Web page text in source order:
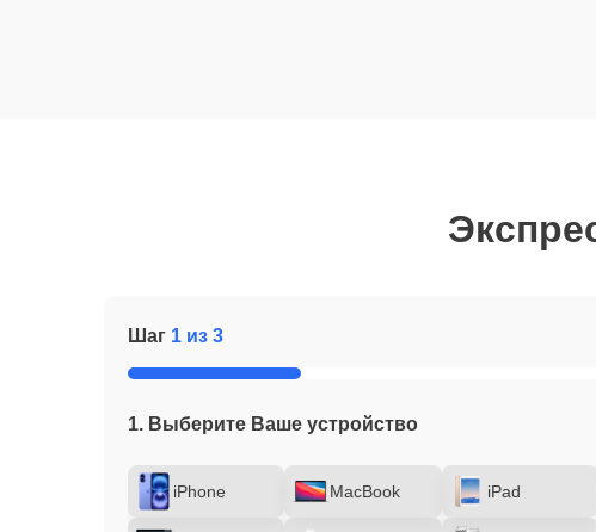
Шаг 1 из 3
1. Выберите Ваше устройство
iPhone MacBook iPad